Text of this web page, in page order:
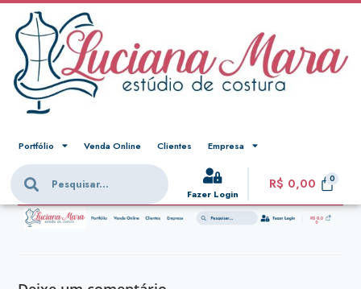
Portfólio Venda Online Clientes Empresa
Fazer Login
R$ 0,00